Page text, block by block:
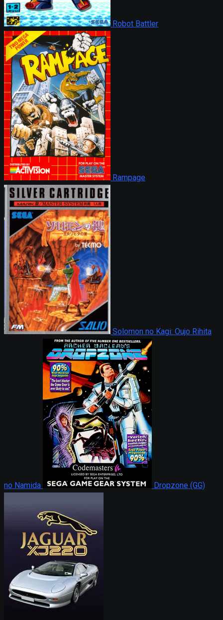
Robot Battler
Rampage
Solomon no Kagi: Oujo Rihita
no Namida Dropzone (GG)